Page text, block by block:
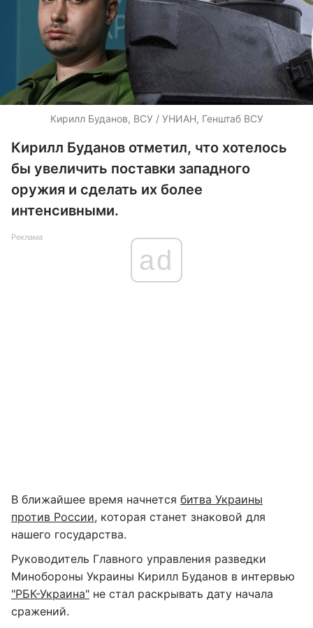
Кирилл Буданов, ВСУ / УНИАН, Генштаб ВСУ
Кирилл Буданов отметил, что хотелось
бы увеличить поставки западного
оружия и сделать их более
интенсивными.
Реклама
ad
В ближайшее время начнется битва Украины
против России, которая станет знаковой для
нашего государства.
Руководитель Главного управления разведки
Минобороны Украины Кирилл Буданов в интервью
"РБК-Украина" не стал раскрывать дату начала
сражений.